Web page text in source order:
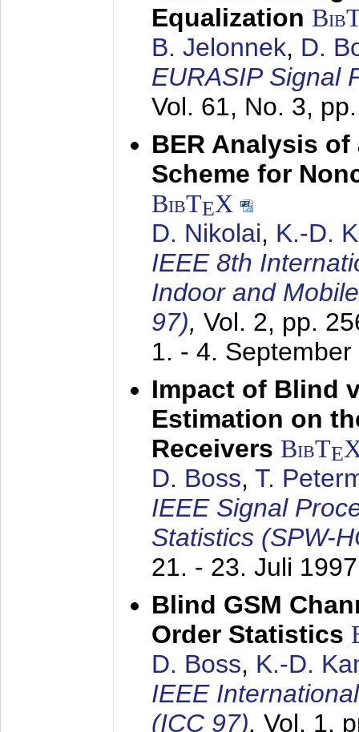
Equalization
B. Jelonnek, D.
EURASIP Signal
Vol. 61, No. 3,
BER Analysis
Scheme for
BibTEX
D. Nikolai, K.-D.
IEEE 8th
Indoor and
97), Vol. 2, pp.
1. - 4. September
Impact of Blind
Estimation on
Receivers BibTE
D. Boss, T.
IEEE Signal
Statistics (SPW-
21. - 23. Juli 1997
Blind GSM
Order Statistics
D. Boss, K.-D.
IEEE
(ICC 97), Vol. 1,